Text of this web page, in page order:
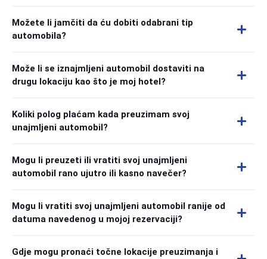
Možete li jamčiti da ću dobiti odabrani tip
automobila?
Može li se iznajmljeni automobil dostaviti na
drugu lokaciju kao što je moj hotel?
Koliki polog plaćam kada preuzimam svoj
unajmljeni automobil?
Mogu li preuzeti ili vratiti svoj unajmljeni
automobil rano ujutro ili kasno navečer?
Mogu li vratiti svoj unajmljeni automobil ranije od
datuma navedenog u mojoj rezervaciji?
Gdje mogu pronaći točne lokacije preuzimanja i